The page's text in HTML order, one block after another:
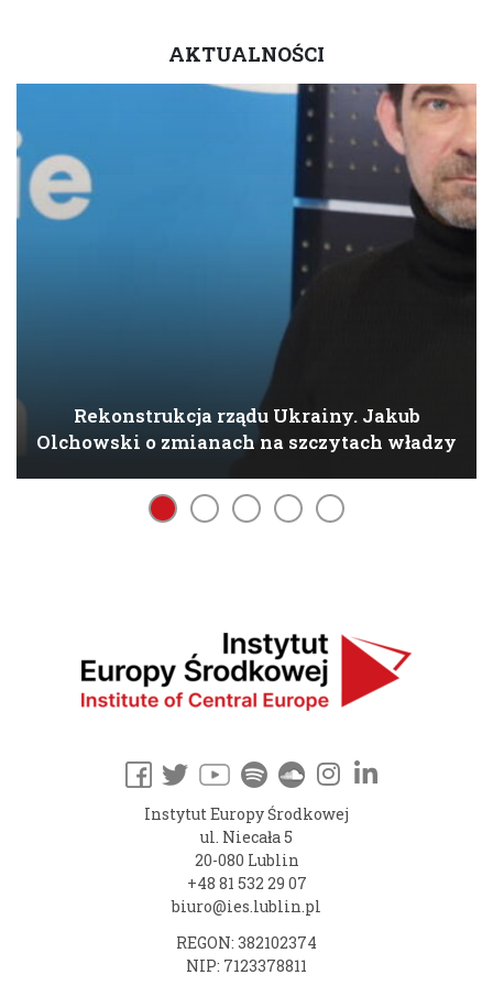
AKTUALNOŚCI
Rekonstrukcja rządu Ukrainy. Jakub
Olchowski o zmianach na szczytach władzy
Instytut Europy Środkowej
ul. Niecała 5
20-080 Lublin
+48 81 532 29 07
biuro@ies.lublin.pl
REGON: 382102374
NIP: 7123378811